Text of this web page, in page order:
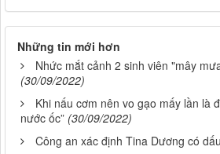
Những tin mới hơn
Nhức mắt cảnh 2 sinh viên "mây
(30/09/2022)
Khi nấu cơm nên vo gạo mấy lần là
nước ốc” (30/09/2022)
Công an xác định Tina Dương có